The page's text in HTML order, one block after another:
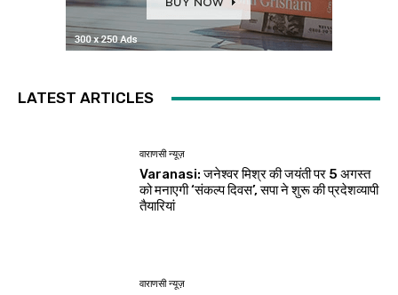
LATEST ARTICLES
वाराणसी न्यूज़
Varanasi: जनेश्वर मिश्र की जयंती पर 5 अगस्त
को मनाएगी ‘संकल्प दिवस’, सपा ने शुरू की प्रदेशव्यापी
तैयारियां
वाराणसी न्यूज़